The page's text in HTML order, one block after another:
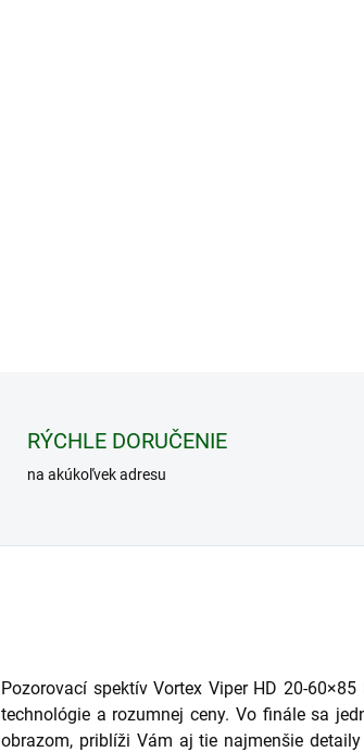
RÝCHLE DORUČENIE
na akúkoľvek adresu
Pozorovací spektív Vortex Viper HD 20-
technológie a rozumnej ceny. Vo finále sa
obrazom, priblíži Vám aj tie najmenšie